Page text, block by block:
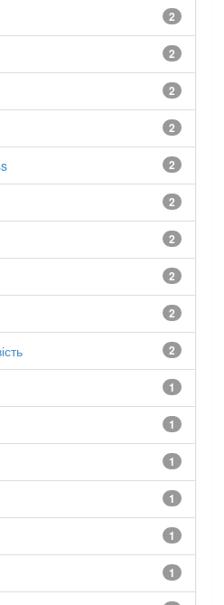
2
2
2
2
2
2
2
2
2
2
1
1
1
1
1
1